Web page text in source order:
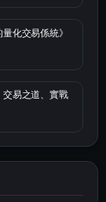
化交易係統》
交易之道、實戰